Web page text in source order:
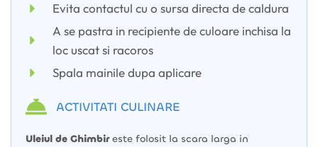
Evita contactul cu o sursa directa de caldura
A se pastra in recipiente de culoare inchisa la
loc uscat si racoros
Spala mainile dupa aplicare
ACTIVITATI CULINARE
Uleiul de Ghimbireste folosit la scara larga in